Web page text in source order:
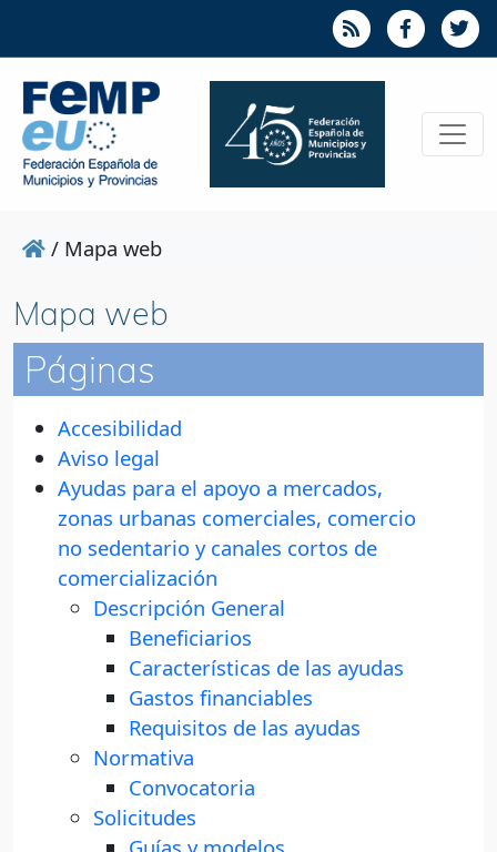
/ Mapa web
Mapa web
Páginas
Accesibilidad
Aviso legal
Ayudas para el apoyo a mercados,
zonas urbanas comerciales, comercio
no sedentario y canales cortos de
comercialización
Descripción General
Beneficiarios
Características de las ayudas
Gastos financiables
Requisitos de las ayudas
Normativa
Convocatoria
Solicitudes